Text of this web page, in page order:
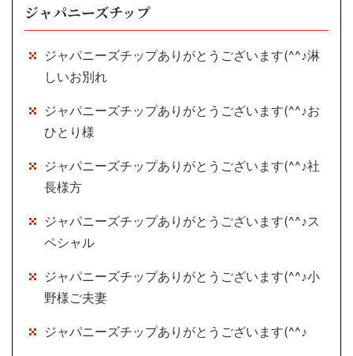
ジャパニーズチップ
ジャパニーズチップありがとうございます(^^♪淋
しいお別れ
ジャパニーズチップありがとうございます(^^♪お
ひとり様
ジャパニーズチップありがとうございます(^^♪社
長様方
ジャパニーズチップありがとうございます(^^♪ス
ペシャル
ジャパニーズチップありがとうございます(^^♪小
野様ご夫妻
ジャパニーズチップありがとうございます(^^♪